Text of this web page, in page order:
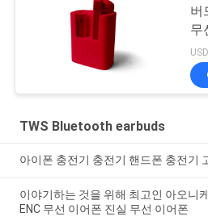
버
무
TWS Bluetooth earbuds
아이폰 충전기 충전기 핸드폰 충전기
이야기하는 것을 위해 최고인 아오니
ENC 무선 이어폰 진실 무선 이어폰